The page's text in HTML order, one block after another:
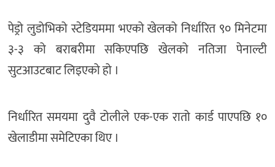
पेड्रो लुडोभिको स्टेडियममा भएको खेलको निर्धारित ९० मिनेटमा
३-३ को बराबरीमा सकिएपछि खेलको नतिजा पेनाल्टी
सुटआउटबाट लिइएको हो ।
निर्धारित समयमा दुवै टोलीले एक-एक रातो कार्ड पाएपछि १०
खेलाडीमा समेटिएका थिए ।